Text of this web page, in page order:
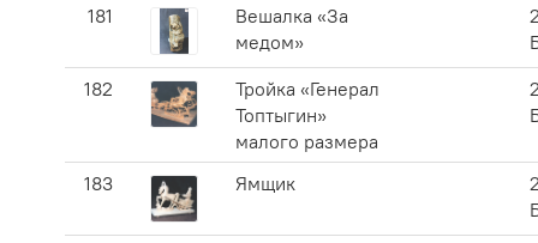
181
Вешалка «За
медом»
182
Тройка «Генерал
Топтыгин»
малого размера
183 Ямщик